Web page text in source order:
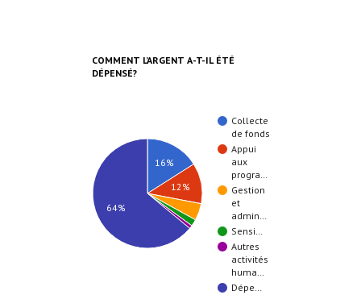
COMMENT L’ARGENT A-T-IL ÉTÉ
DÉPENSÉ?
Collecte
de fonds
Appui
aux
progra…
Gestion
et
admin…
Sensi…
Autres
activités
huma…
Dépe…
16%
12%
64%